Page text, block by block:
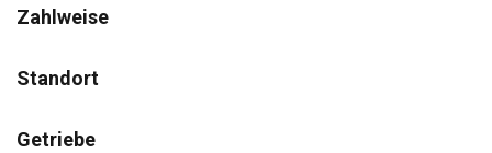
Zahlweise
Standort
Getriebe